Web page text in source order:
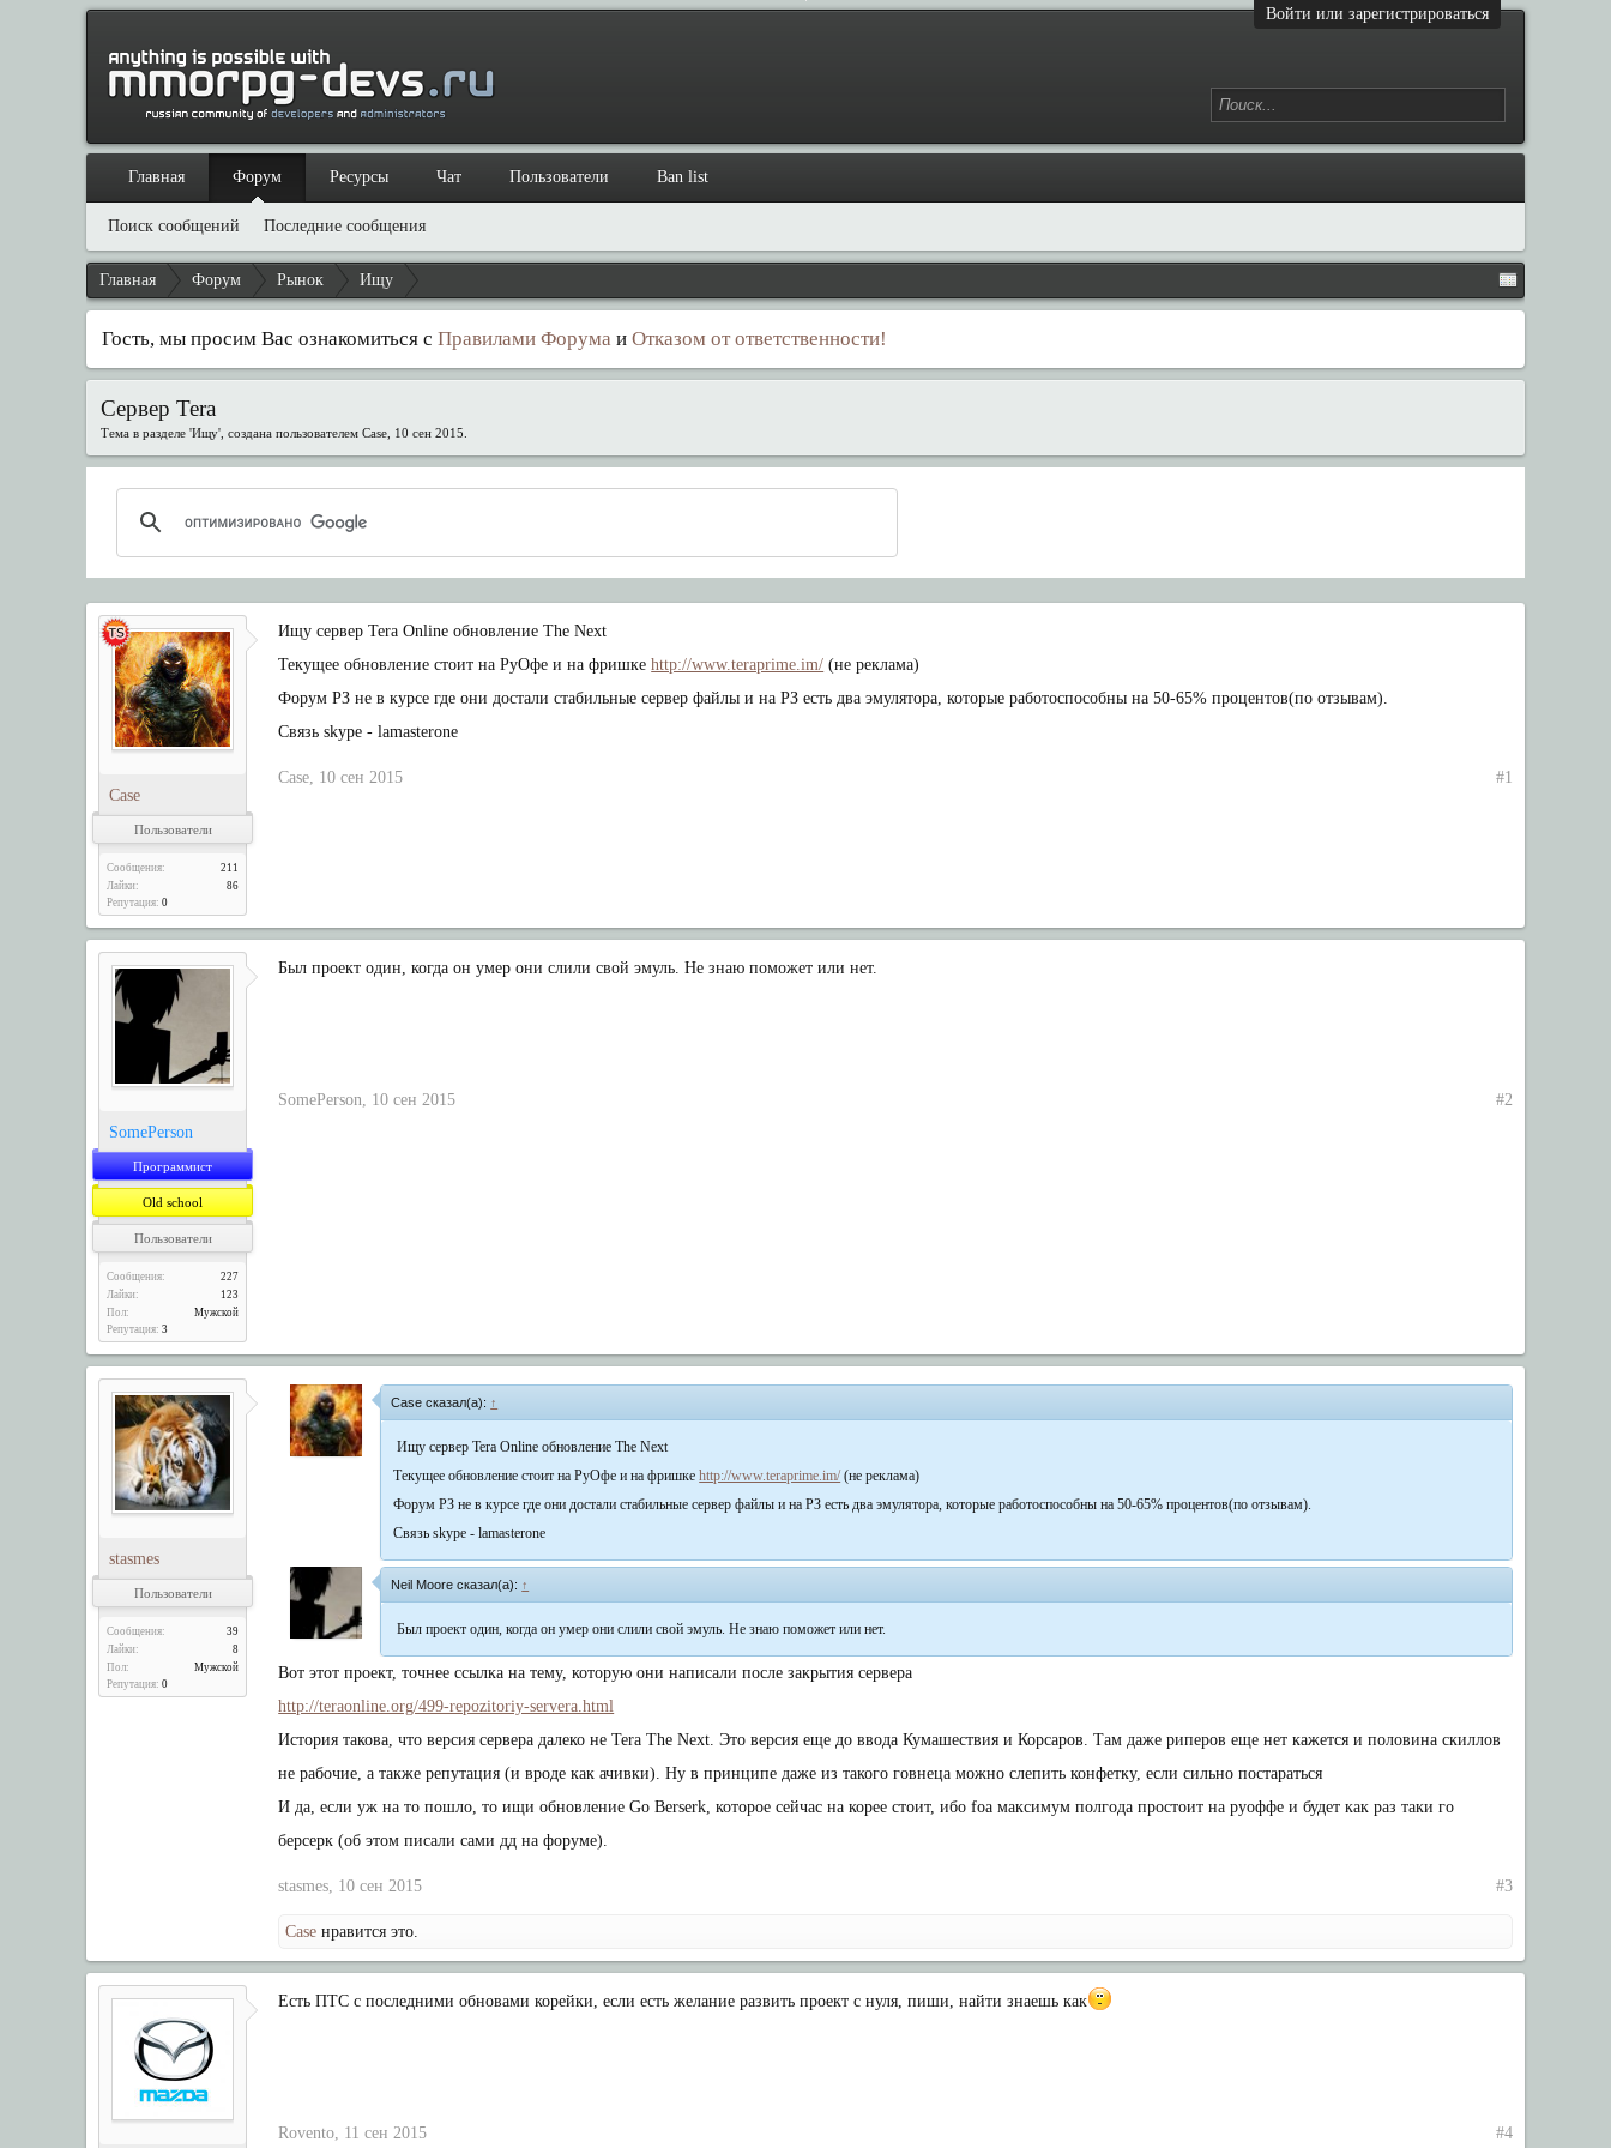
Войти или зарегистрироваться
Главная Форум Рынок Ищу
Гость, мы просим Вас ознакомиться сПравилами Форума иОтказом от ответственности!
Сервер Tera
Тема в разделе 'Ищу', создана пользователемCase 10 сен 2015
Case
Пользователи
Сообщения:
211
Лайки:
86
Репутация: 0
Ищу сервер Tera Online обновление The Next
Текущее обновление стоит на РуОфе и на фришкеhttp://www.teraprime.im/ (не реклама)
Форум РЗ не в курсе где они достали стабильные сервер файлы и на РЗ есть два эмулятора, которые работоспособны на 50-65% процентов(по отзывам).
Связь skype - lamasterone
Case, 10 сен 2015 #1
SomePerson
Программист
Old school
Пользователи
Сообщения:
227
Лайки:
123
Пол:
Мужской
Репутация: 3
Был проект один, когда он умер они слили свой эмуль. Не знаю поможет или нет.
SomePerson, 10 сен 2015 #2
stasmes
Пользователи
Сообщения:
39
Лайки:
8
Пол:
Мужской
Репутация: 0
Case сказал(а): ↑
Ищу сервер Tera Online обновление The Next
Текущее обновление стоит на РуОфе и на фришкеhttp://www.teraprime.im/(не реклама)
Форум РЗ не в курсе где они достали стабильные сервер файлы и на РЗ есть два эмулятора, которые работоспособны на 50-65% процентов(по отзывам).
Связь skype - lamasterone
Neil Moore сказал(а): ↑
Был проект один, когда он умер они слили свой эмуль. Не знаю поможет или нет.
Вот этот проект, точнее ссылка на тему, которую они написали после закрытия сервера
http://teraonline.org/499-repozitoriy-servera.html
История такова, что версия сервера далеко не Tera The Next. Это версия еще до ввода Кумашествия и Корсаров. Там даже риперов еще нет кажется и половина скиллов
не рабочие, а также репутация (и вроде как ачивки). Ну в принципе даже из такого говнеца можно слепить конфетку, если сильно постараться
И да, если уж на то пошло, то ищи обновление Go Berserk, которое сейчас на корее стоит, ибо foa максимум полгода простоит на руоффе и будет как раз таки го
берсерк (об этом писали сами дд на форуме).
stasmes, 10 сен 2015 #3
Case нравится это.
Есть ПТС с последними обновами корейки, если есть желание развить проект с нуля, пиши, найти знаешь как
Rovento, 11 сен 2015 #4
Главная Форум
Поиск сообщений Последние сообщения
Ресурсы Чат Пользователи Ban list